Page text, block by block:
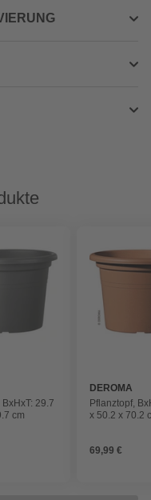
29.7
cm
DEROMA
Pflanztopf,
x 50.2 x 70.2
69,99 €